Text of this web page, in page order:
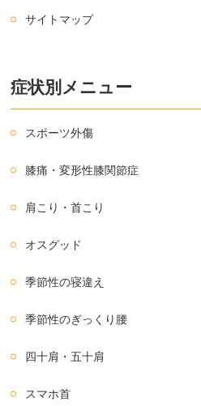
サイトマップ
症状別メニュー
スポーツ外傷
膝痛・変形性膝関節症
肩こり・首こり
オスグッド
季節性の寝違え
季節性のぎっくり腰
四十肩・五十肩
スマホ首